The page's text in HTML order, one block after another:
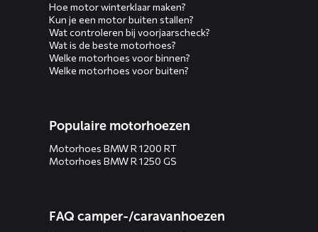
Hoe motor winterklaar maken?
Kun je een motor buiten stallen?
Wat controleren bij voorjaarscheck?
Wat is de beste motorhoes?
Welke motorhoes voor binnen?
Welke motorhoes voor buiten?
Populaire motorhoezen
Motorhoes BMW R 1200 RT
Motorhoes BMW R 1250 GS
FAQ camper-/caravanhoezen